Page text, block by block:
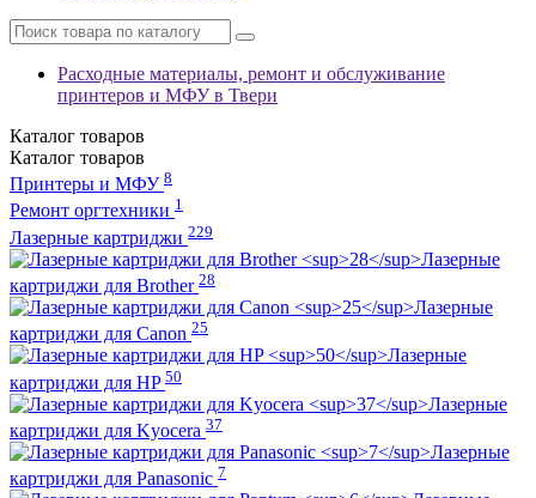
Расходные материалы, ремонт и обслуживание
принтеров и МФУ в Твери
Каталог товаров
Каталог товаров
Принтеры и МФУ 8
Ремонт оргтехники 1
Лазерные картриджи 229
Лазерные
картриджи для Brother 28
Лазерные
картриджи для Canon 25
Лазерные
картриджи для HP 50
Лазерные
картриджи для Kyocera 37
Лазерные
картриджи для Panasonic 7